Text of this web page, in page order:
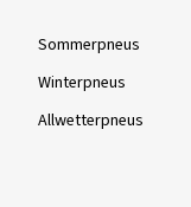
Sommer­pneus
Winter­pneus
Allwetter­pneus